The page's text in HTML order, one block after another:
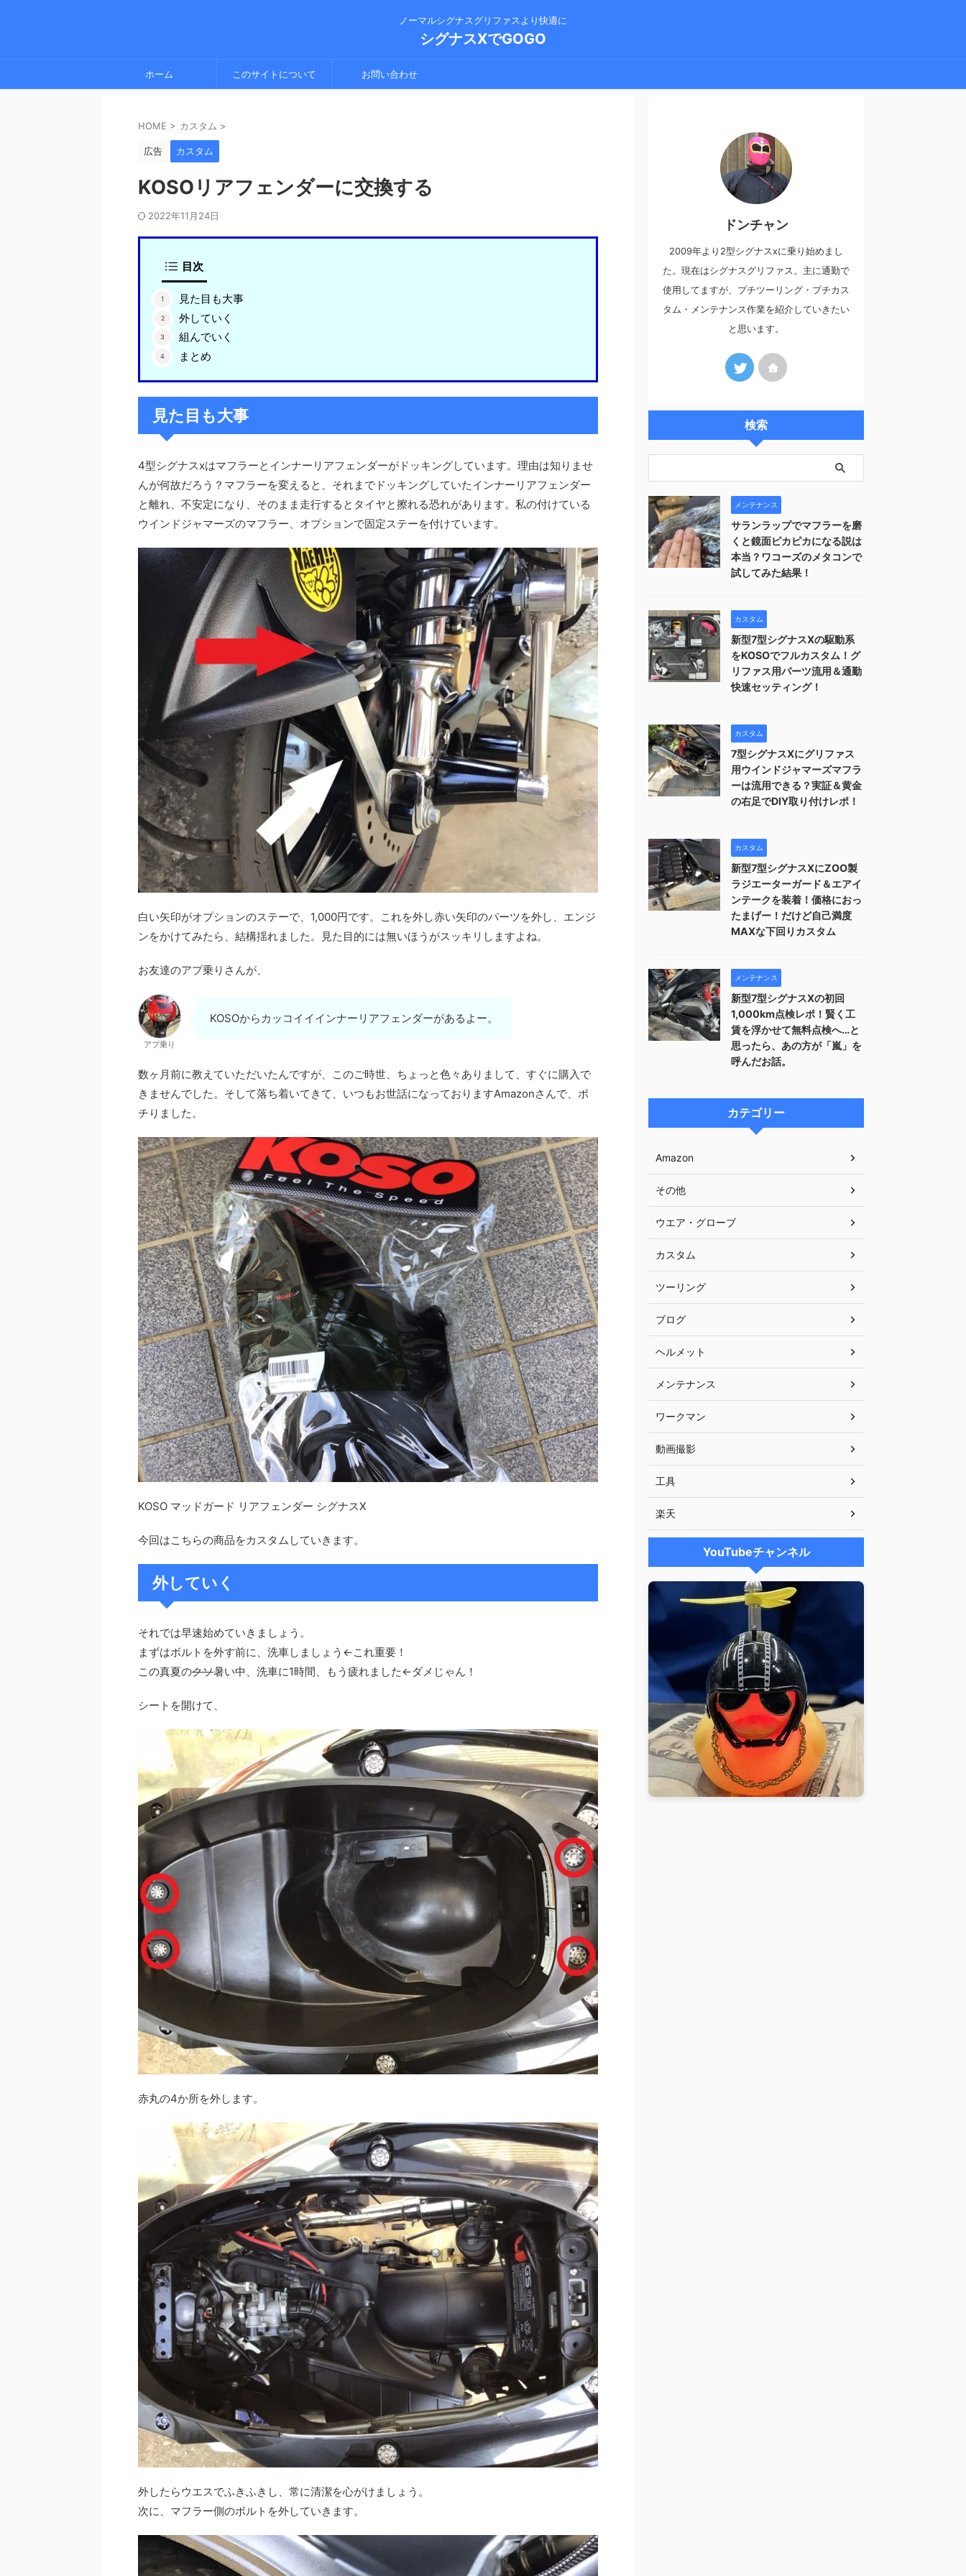
ノーマルシグナスグリファスより快適に
シグナスXでGOGO
ホーム このサイトについて お問い合わせ
HOME > カスタム >
広告 カスタム
KOSOリアフェンダーに交換する
2022年11月24日
目次
見た目も大事
外していく
組んでいく
まとめ
見た目も大事
4型シグナスxはマフラーとインナーリアフェンダーがドッキングしています。理由は知りませ
んが何故だろう？マフラーを変えると、それまでドッキングしていたインナーリアフェンダー
と離れ、不安定になり、そのまま走行するとタイヤと擦れる恐れがあります。私の付けている
ウインドジャマーズのマフラー、オプションで固定ステーを付けています。
白い矢印がオプションのステーで、1,000円です。これを外し赤い矢印のパーツを外し、エンジ
ンをかけてみたら、結構揺れました。見た目的には無いほうがスッキリしますよね。
お友達のアプ乗りさんが、
アプ乗り
KOSOからカッコイイインナーリアフェンダーがあるよー。
数ヶ月前に教えていただいたんですが、このご時世、ちょっと色々ありまして、すぐに購入で
きませんでした。そして落ち着いてきて、いつもお世話になっておりますAmazonさんで、ポ
チりました。
KOSO マッドガード リアフェンダー シグナスX
今回はこちらの商品をカスタムしていきます。
外していく
それでは早速始めていきましょう。
まずはボルトを外す前に、洗車しましょう←これ重要！
この真夏のクソ暑い中、洗車に1時間、もう疲れました←ダメじゃん！
シートを開けて、
赤丸の4か所を外します。
外したらウエスでふきふきし、常に清潔を心がけましょう。
次に、マフラー側のボルトを外していきます。
ドンチャン
2009年より2型シグナスxに乗り始めまし
た。現在はシグナスグリファス。主に通勤で
使用してますが、プチツーリング・プチカス
タム・メンテナンス作業を紹介していきたい
と思います。
検索
メンテナンス
サランラップでマフラーを磨
くと鏡面ピカピカになる説は
本当？ワコーズのメタコンで
試してみた結果！
カスタム
新型7型シグナスXの駆動系
をKOSOでフルカスタム！グ
リファス用パーツ流用＆通勤
快速セッティング！
カスタム
7型シグナスXにグリファス
用ウインドジャマーズマフラ
ーは流用できる？実証＆黄金
の右足でDIY取り付けレポ！
カスタム
新型7型シグナスXにZOO製
ラジエーターガード＆エアイ
ンテークを装着！価格におっ
たまげー！だけど自己満度
MAXな下回りカスタム
メンテナンス
新型7型シグナスXの初回
1,000km点検レポ！賢く工
賃を浮かせて無料点検へ…と
思ったら、あの方が「嵐」を
呼んだお話。
カテゴリー
Amazon
その他
ウエア・グローブ
カスタム
ツーリング
ブログ
ヘルメット
メンテナンス
ワークマン
動画撮影
工具
楽天
YouTubeチャンネル